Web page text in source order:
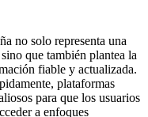
no solo representa una
que también plantea la
fiable y actualizada.
plataformas
para que los usuarios
a enfoques